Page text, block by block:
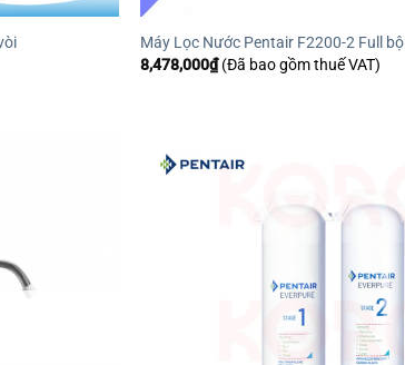
Máy Lọc Nước Pentair F2200-2 Full bộ
8,478,000₫ (Đã bao gồm thuế VAT)